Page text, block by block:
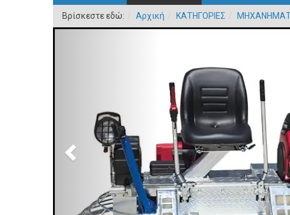
Βρίσκεστε εδώ: Αρχική ΚΑΤΗΓΟΡΙΕΣ